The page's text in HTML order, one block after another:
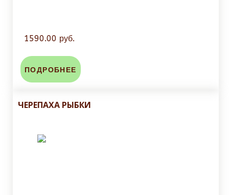
1590.00 руб.
ПОДРОБНЕЕ
ЧЕРЕПАХА РЫБКИ